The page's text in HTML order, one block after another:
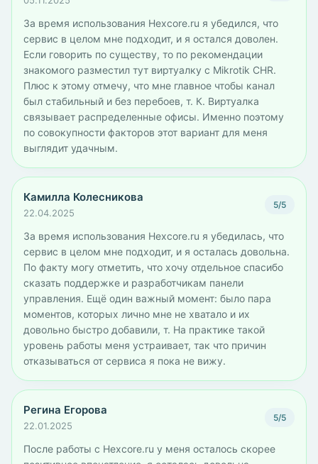
За время использования Hexcore.ru я убедился, что
сервис в целом мне подходит, и я остался доволен.
Если говорить по существу, то по рекомендации
знакомого разместил тут виртуалку с Mikrotik CHR.
Плюс к этому отмечу, что мне главное чтобы канал
был стабильный и без перебоев, т. К. Виртуалка
связывает распределенные офисы. Именно поэтому
по совокупности факторов этот вариант для меня
выглядит удачным.
Камилла Колесникова
22.04.2025
5/5
За время использования Hexcore.ru я убедилась, что
сервис в целом мне подходит, и я осталась довольна.
По факту могу отметить, что хочу отдельное спасибо
сказать поддержке и разработчикам панели
управления. Ещё один важный момент: было пара
моментов, которых лично мне не хватало и их
довольно быстро добавили, т. На практике такой
уровень работы меня устраивает, так что причин
отказываться от сервиса я пока не вижу.
Регина Егорова
22.01.2025
5/5
После работы с Hexcore.ru у меня осталось скорее